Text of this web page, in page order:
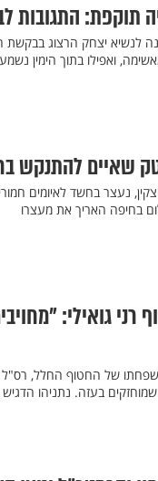
תוקפת: התגובות
לנשיא יצחק הרצוג
ואפילו בתוך הימין
שאיים להתנקש
נעצר בחשד לאיומים
בחיפה האריך את מעצרו
גואילי:
של החטוף החלל, רס"ל
בעזה. נתניהו